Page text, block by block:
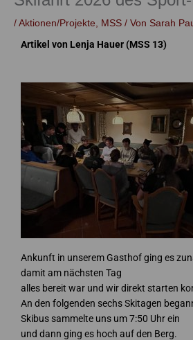
/ Aktionen/Projekte MSS / Von Sarah
Artikel von Lenja Hauer (MSS 13)
Ankunft in unserem Gasthof ging es
damit am nächsten Tag
alles bereit war und wir direkt starten
An den folgenden sechs Skitagen
Skibus sammelte uns um 7:50 Uhr ein
und dann ging es hoch auf den Berg.